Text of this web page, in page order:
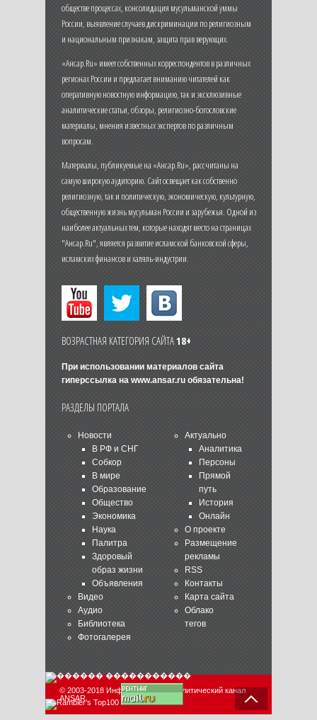
обществе процессах, консолидация мусульманской уммы
России, выявление случаев дискриминации по религиозным
и национальным признакам, защита прав верующих.
«Ансар.Ru» имеет собственных корреспондентов в различных
регионах России и предлагает вниманию читателей как
оперативную новостную информацию, так и эксклюзивные
аналитические статьи, обзоры, религиозно-богословские
материалы, мнения известных экспертов по различным
вопросам.
Материалы, публикуемые на «Ансар.Ru», рассчитаны на
самую широкую аудиторию. Сайт освещает как собственно
религиозную, так и политическую, экономическую, культурную,
общественную жизнь мусульман России и зарубежья. Одной из
наиболее актуальных тем, которые находят место на страницах
"Ансар.Ru", является развитие исламской банковской сферы,
исламских финансов и халяль-индустрии.
ВОЗРАСТНАЯ КАТЕГОРИЯ САЙТА18+
При использовании материалов сайта
гиперссылка на www.ansar.ruобязательна!
РАЗДЕЛЫ ПОРТАЛА
Новости
В РФ и СНГ
Собкор
В мире
Образование
Общество
Экономика
Наука
Палитра
Здоровый
образ жизни
Объявления
Видео
Аудио
Библиотека
Фотогалерея
Актуально
Аналитика
Персоны
Прямой
путь
История
Онлайн
О проекте
Размещение
рекламы
RSS
Контакты
Карта сайта
Облако
тегов
© 2003-2018 Информационно-аналитический канал
ANSAR